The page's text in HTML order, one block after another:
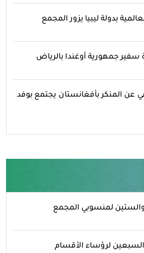
بدولة ليبيا يزور المجمع
سفير جمهورية أوغندا بالرياض
عن المنكر بأفغانستان يجتمع بوفد
والستين لمنسوبي المجمع
لرؤساء الأقسام